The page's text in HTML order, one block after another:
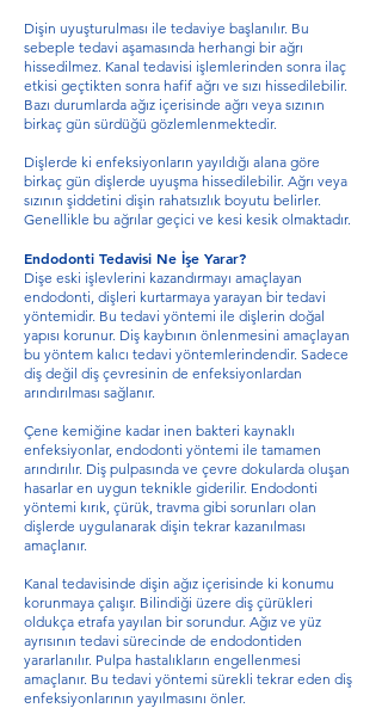
Dişin uyuşturulması ile tedaviye başlanılır. Bu
sebeple tedavi aşamasında herhangi bir ağrı
hissedilmez. Kanal tedavisi işlemlerinden sonra ilaç
etkisi geçtikten sonra hafif ağrı ve sızı hissedilebilir.
Bazı durumlarda ağız içerisinde ağrı veya sızının
birkaç gün sürdüğü gözlemlenmektedir.
Dişlerde ki enfeksiyonların yayıldığı alana göre
birkaç gün dişlerde uyuşma hissedilebilir. Ağrı veya
sızının şiddetini dişin rahatsızlık boyutu belirler.
Genellikle bu ağrılar geçici ve kesi kesik olmaktadır.
Endodonti Tedavisi Ne İşe Yarar?
Dişe eski işlevlerini kazandırmayı amaçlayan
endodonti, dişleri kurtarmaya yarayan bir tedavi
yöntemidir. Bu tedavi yöntemi ile dişlerin doğal
yapısı korunur. Diş kaybının önlenmesini amaçlayan
bu yöntem kalıcı tedavi yöntemlerindendir. Sadece
diş değil diş çevresinin de enfeksiyonlardan
arındırılması sağlanır.
Çene kemiğine kadar inen bakteri kaynaklı
enfeksiyonlar, endodonti yöntemi ile tamamen
arındırılır. Diş pulpasında ve çevre dokularda oluşan
hasarlar en uygun teknikle giderilir. Endodonti
yöntemi kırık, çürük, travma gibi sorunları olan
dişlerde uygulanarak dişin tekrar kazanılması
amaçlanır.
Kanal tedavisinde dişin ağız içerisinde ki konumu
korunmaya çalışır. Bilindiği üzere diş çürükleri
oldukça etrafa yayılan bir sorundur. Ağız ve yüz
ayrısının tedavi sürecinde de endodontiden
yararlanılır. Pulpa hastalıkların engellenmesi
amaçlanır. Bu tedavi yöntemi sürekli tekrar eden diş
enfeksiyonlarının yayılmasını önler.